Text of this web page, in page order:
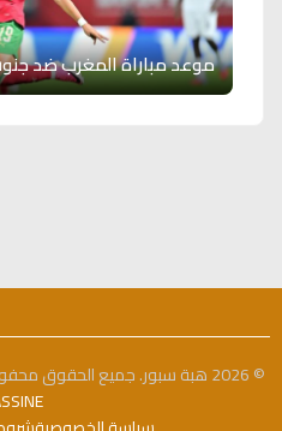
موعد مباراة المغرب ضد
© 2026 هبة سبور. جميع الحقوق محفوظة. - تم تطويره بواسطة